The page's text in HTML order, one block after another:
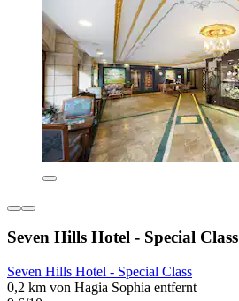
Seven Hills Hotel - Special Class
Seven Hills Hotel - Special Class
0,2 km von Hagia Sophia entfernt